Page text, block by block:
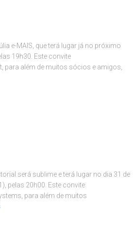
e-MAIS, que terá lugar já no próximo
19h30. Este convite
para além de muitos sócios e amigos,
será sublime e terá lugar no dia 31 de
pelas 20h00. Este convite
para além de muitos